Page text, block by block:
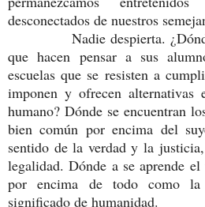
desconectados de nuestros
Nadie despierta. ¿Dónde
que hacen pensar a sus
escuelas que se resisten a
imponen y ofrecen alternativas
humano? Dónde se encuentran
bien común por encima del
sentido de la verdad y la
legalidad. Dónde a se aprende
por encima de todo como la
significado de humanidad.